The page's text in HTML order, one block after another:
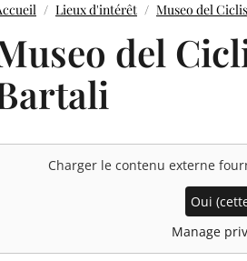
Lieux d'intérêt Museo del
del
Charger le contenu externe
Oui
Manage